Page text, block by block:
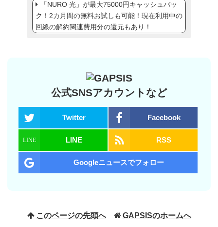
「NURO 光」が最大75000円キャッシュバッ
ク！2カ月間の無料お試しも可能！現在利用中の
回線の解約関連費用分の還元もあり！
公式SNSアカウントなど
Twitter Facebook
LINE RSS
Googleニュースでフォロー
このページの先頭へ GAPSISのホームへ